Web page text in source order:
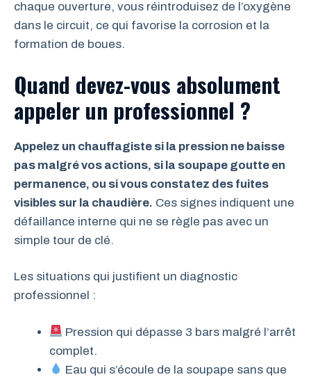
chaque ouverture, vous réintroduisez de l’oxygène
dans le circuit, ce qui favorise la corrosion et la
formation de boues.
Quand devez-vous absolument
appeler un professionnel ?
Appelez un chauffagiste si la pression ne baisse
pas malgré vos actions, si la soupape goutte en
permanence, ou si vous constatez des fuites
visibles sur la chaudière. Ces signes indiquent une
défaillance interne qui ne se règle pas avec un
simple tour de clé.
Les situations qui justifient un diagnostic
professionnel :
Pression qui dépasse 3 bars malgré l’arrêt
complet.
Eau qui s’écoule de la soupape sans que